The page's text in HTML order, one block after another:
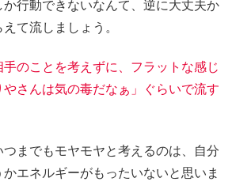
行動できないなんて、逆に大丈夫か
て流しましょう。
のことを考えずに、フラットな感じ
さんは気の毒だなぁ」ぐらいで流す
までもモヤモヤと考えるのは、自分
エネルギーがもったいないと思いま